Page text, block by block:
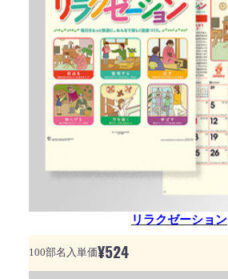
リラクゼーション
100部名入単価¥524